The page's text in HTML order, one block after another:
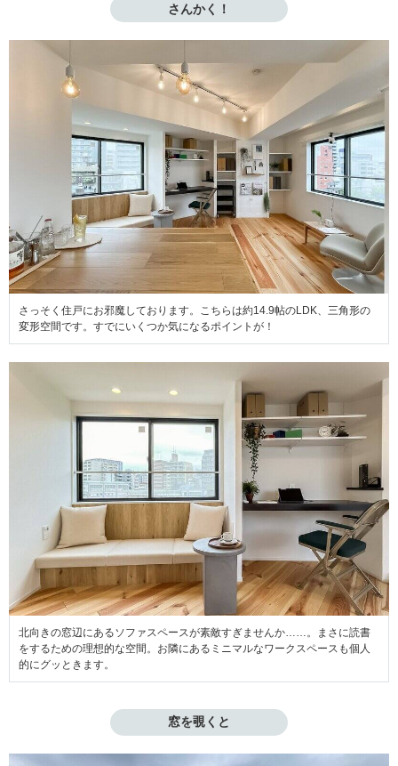
さんかく！
さっそく住戸にお邪魔しております。こちらは約14.9帖のLDK、三角形の
変形空間です。すでにいくつか気になるポイントが！
北向きの窓辺にあるソファスペースが素敵すぎませんか……。まさに読書
をするための理想的な空間。お隣にあるミニマルなワークスペースも個人
的にグッときます。
窓を覗くと